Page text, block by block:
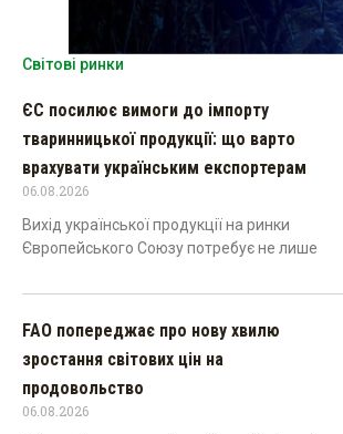
Світові ринки
ЄС посилює вимоги до імпорту
тваринницької продукції: що варто
врахувати українським експортерам
06.08.2026
Вихід української продукції на ринки
Європейського Союзу потребує не лише
FAO попереджає про нову хвилю
зростання світових цін на
продовольство
06.08.2026